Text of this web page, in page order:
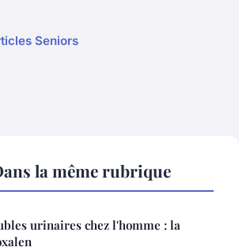
Seniors
la même rubrique
urinaires chez l'homme : la